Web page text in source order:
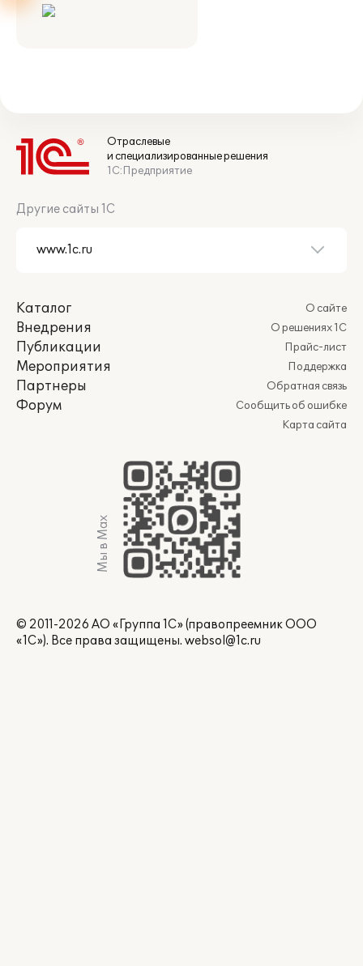
Отраслевые
и специализированные решения
1С:Предприятие
Другие сайты 1С
Каталог
Внедрения
Публикации
Мероприятия
Партнеры
Форум
О сайте
О решениях 1С
Прайс-лист
Поддержка
Обратная связь
Сообщить об ошибке
Карта сайта
Мы в Max
© 2011-2026 АО «Группа 1С» (правопреемник ООО
«1С»). Все права защищены. websol@1c.ru